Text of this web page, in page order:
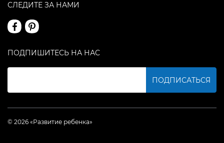
СЛЕДИТЕ ЗА НАМИ
ПОДПИШИТЕСЬ НА НАС
ПОДПИСАТЬСЯ
© 2026 «Развитие ребенка»